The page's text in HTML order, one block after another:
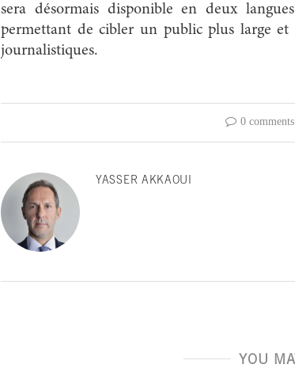
sera désormais disponible en deux
permettant de cibler un public plus large
journalistiques.
0 comments
YASSER AKKAOUI
YOU